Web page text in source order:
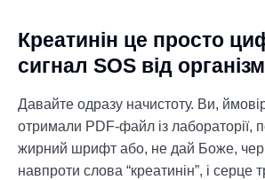
Креатинін це просто
сигнал SOS від
Давайте одразу начистоту. Ви,
отримали PDF-файл із лабораторії,
жирний шрифт або, не дай Боже,
навпроти слова “креатинін”, і серце